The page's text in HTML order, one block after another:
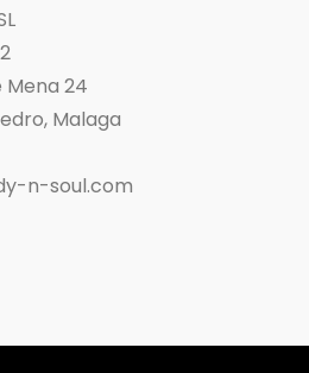
Mena 24
Malaga
n-soul.com